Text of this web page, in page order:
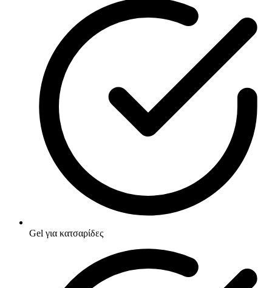
Gel για κατσαρίδες